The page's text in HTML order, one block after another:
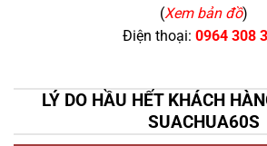
(Xem bản đồ)
Điện thoại: 0964 308
LÝ DO HẦU HẾT KHÁCH
SUACHUA60S